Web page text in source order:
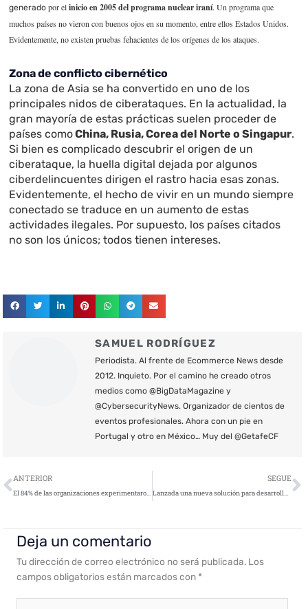
generado por elinicio en 2005 del programa nuclear iraní. Un programa que
muchos países no vieron con buenos ojos en su momento, entre ellos Estados Unidos.
Evidentemente, no existen pruebas fehacientes de los orígenes de los ataques.
Zona de conflicto cibernético
La zona de Asia se ha convertido en uno de los
principales nidos de ciberataques. En la actualidad, la
gran mayoría de estas prácticas suelen proceder de
países comoChina, Rusia, Corea del Norte o Singapur.
Si bien es complicado descubrir el origen de un
ciberataque, la huella digital dejada por algunos
ciberdelincuentes dirigen el rastro hacia esas zonas.
Evidentemente, el hecho de vivir en un mundo siempre
conectado se traduce en un aumento de estas
actividades ilegales. Por supuesto, los países citados
no son los únicos; todos tienen intereses.
SAMUEL RODRÍGUEZ
Periodista. Al frente de Ecommerce News desde
2012. Inquieto. Por el camino he creado otros
medios como @BigDataMagazine y
@CybersecurityNews. Organizador de cientos de
eventos profesionales. Ahora con un pie en
Portugal y otro en México… Muy del @GetafeCF
Ant
ANTERIOR
El 84% de las organizaciones experimentaron amenazas de tipo phishing y ransomware en los últimos 12 meses
SEGUE
Lanzada una nueva solución para desarrollar cualquier proceso onboarding digital en horas
Deja un comentario
Tu dirección de correo electrónico no será publicada. Los
campos obligatorios están marcados con *